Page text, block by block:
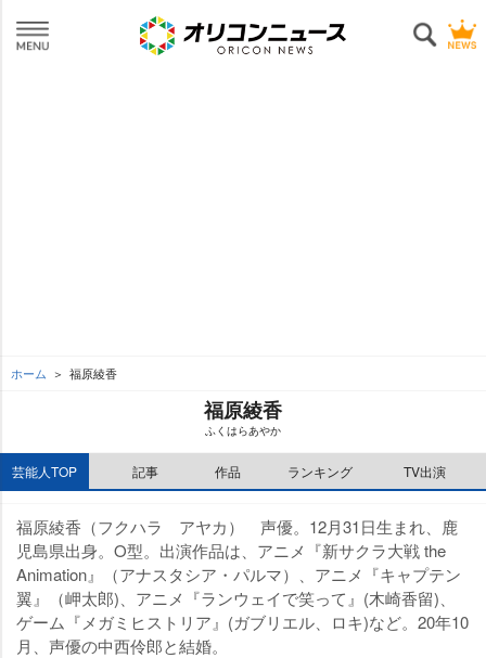
ホーム 福原綾香
福原綾香
ふくはらあやか
芸能人TOP 記事 作品 ランキング TV出演
福原綾香（フクハラ アヤカ） 声優。12月31日生まれ、鹿
児島県出身。O型。出演作品は、アニメ『新サクラ大戦 the
Animation』（アナスタシア・パルマ）、アニメ『キャプテン
翼』（岬太郎)、アニメ『ランウェイで笑って』(木崎香留)、
ゲーム『メガミヒストリア』(ガブリエル、ロキ)など。20年10
月、声優の中西伶郎と結婚。